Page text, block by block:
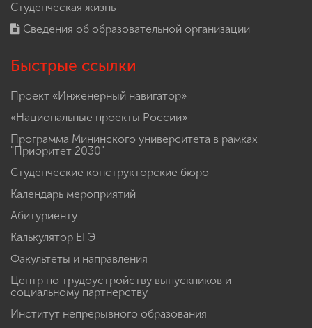
Студенческая жизнь
Сведения об образовательной организации
Быстрые ссылки
Проект «Инженерный навигатор»
«Национальные проекты России»
Программа Мининского университета в рамках
"Приоритет 2030"
Студенческие конструкторские бюро
Календарь мероприятий
Абитуриенту
Калькулятор ЕГЭ
Факультеты и направления
Центр по трудоустройству выпускников и
социальному партнерству
Институт непрерывного образования